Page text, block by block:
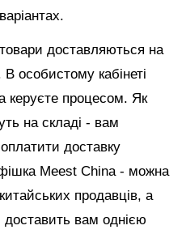
доставляються на
особистому кабінеті
керуєте процесом. Як
на складі - вам
доставку
Meest China - можна
продавців, а
доставить вам однією